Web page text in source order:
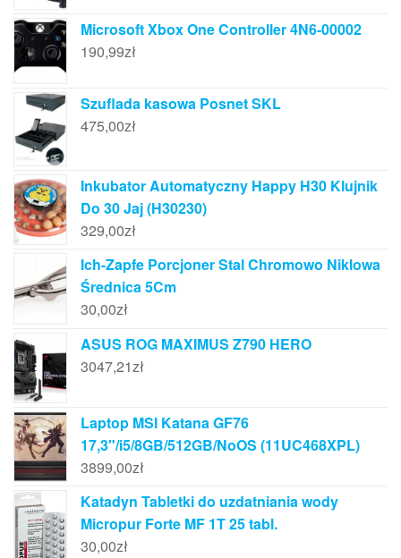
Microsoft Xbox One Controller 4N6-00002
190,99zł
Szuflada kasowa Posnet SKL
475,00zł
Inkubator Automatyczny Happy H30 Klujnik
Do 30 Jaj (H30230)
329,00zł
Ich-Zapfe Porcjoner Stal Chromowo Niklowa
Średnica 5Cm
30,00zł
ASUS ROG MAXIMUS Z790 HERO
3047,21zł
Laptop MSI Katana GF76
17,3"/i5/8GB/512GB/NoOS (11UC468XPL)
3899,00zł
Katadyn Tabletki do uzdatniania wody
Micropur Forte MF 1T 25 tabl.
30,00zł